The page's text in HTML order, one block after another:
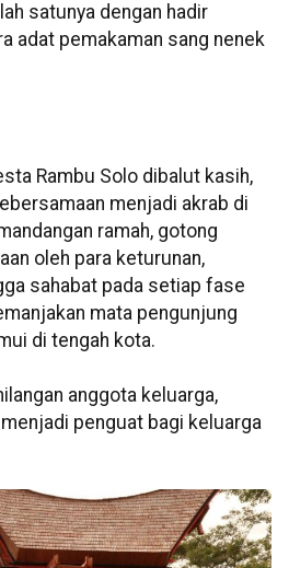
satunya dengan hadir
adat pemakaman sang nenek
Rambu Solo dibalut kasih,
menjadi akrab di
ramah, gotong
oleh para keturunan,
sahabat pada setiap fase
mata pengunjung
di tengah kota.
anggota keluarga,
penguat bagi keluarga